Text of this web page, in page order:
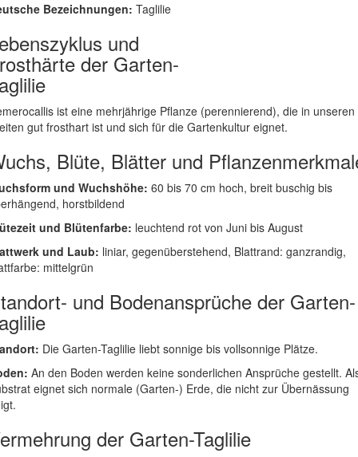
Bezeichnungen: Taglilie
und
der Garten-
ist eine mehrjährige Pflanze (perennierend), die in unseren
gut frosthart ist und sich für die Gartenkultur eignet.
Blüte, Blätter und
und Wuchshöhe: 60 bis 70 cm hoch, breit buschig bis
horstbildend
und Blütenfarbe: leuchtend rot von Juni bis August
und Laub: liniar, gegenüberstehend, Blattrand: ganzrandig,
mittelgrün
und Bodenansprüche der Garten-
Die Garten-Taglilie liebt sonnige bis vollsonnige Plätze.
An den Boden werden keine sonderlichen Ansprüche gestellt.
eignet sich normale (Garten-) Erde, die nicht zur Übernässung
der Garten-Taglilie